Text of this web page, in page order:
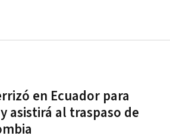
en Ecuador para
asistirá al traspaso de